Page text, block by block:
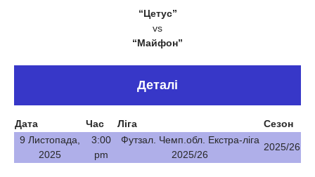
“Цетус”
vs
“Майфон”
Деталі
Дата Час Ліга
Сезон
9 Листопада,
2025
3:00
pm
Футзал. Чемп.обл. Екстра-ліга
2025/26
2025/26